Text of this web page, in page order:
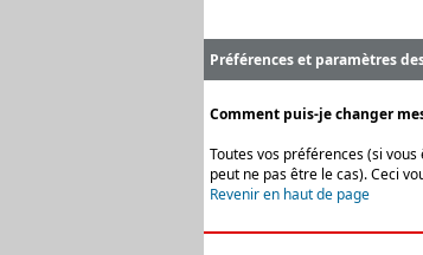
Préférences et paramètres
Comment puis-je changer
Toutes vos préférences (si
peut ne pas être le cas). Ceci
Revenir en haut de page